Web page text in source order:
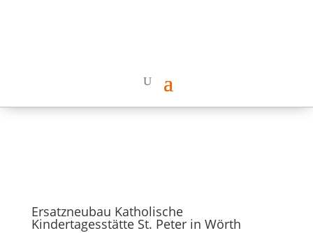
Ersatzneubau Katholische
Kindertagesstätte St. Peter in Wörth